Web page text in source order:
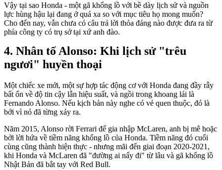
Vậy tại sao Honda - một gã khổng lồ với bề dày lịch sử và nguồn
lực hùng hậu lại đang ở quá xa so với mục tiêu họ mong muốn?
Cho đến nay, vẫn chưa có câu trả lời thỏa đáng nào được đưa ra từ
phía công ty có trụ sở tại xứ anh đào.
Nhân tố Alonso: Khi lịch sử "trêu
ngươi" huyền thoại
Một chiếc xe mới, một sự hợp tác động cơ với Honda đang đầy rẫy
bất ổn về độ tin cậy lẫn hiệu suất, và ngồi trong khoang lái là
Fernando Alonso. Nếu kịch bản này nghe có vẻ quen thuộc, đó là
bởi vì nó đã từng xảy ra.
Năm 2015, Alonso rời Ferrari để gia nhập McLaren, anh bị mê hoặc
bởi lời hứa về tiềm năng khổng lồ của Honda. Tiềm năng đó cuối
cùng cũng thành hiện thực - nhưng mãi đến giai đoạn 2020-2021,
khi Honda và McLaren đã "đường ai nấy đi" từ lâu và gã khổng lồ
Nhật Bản đã bắt tay với Red Bull.